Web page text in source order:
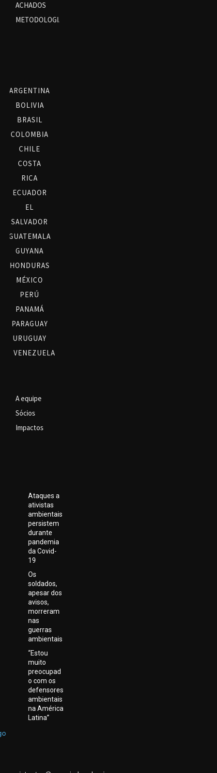
ACHADOS
METODOLOGIA
ARGENTINA
BOLIVIA
BRASIL
COLOMBIA
CHILE
COSTA
RICA
ECUADOR
EL
SALVADOR
GUATEMALA
GUYANA
HONDURAS
MÉXICO
PERÚ
PANAMÁ
PARAGUAY
URUGUAY
VENEZUELA
A equipe
Sócios
Impactos
Ataques a
ativistas
ambientais
persistem
durante
pandemia
da Covid-
19
Os
soldados,
apesar dos
avisos,
morreram
nas
guerras
ambientais
“Estou
muito
preocupad
o com os
defensores
ambientais
na América
Latina”